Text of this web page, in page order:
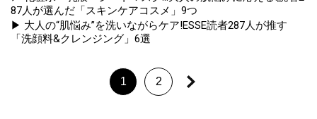
87人が選んだ「スキンケアコスメ」9つ
▶ 大人の“肌悩み”を洗いながらケア!ESSE読者287人が推す
「洗顔料&クレンジング」6選
1 2